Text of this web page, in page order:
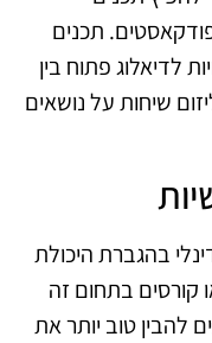
תכנים
לדיאלוג פתוח בין
שיחות על נושאים
בהגברת היכולת
קורסים בתחום זה
להבין טוב יותר את